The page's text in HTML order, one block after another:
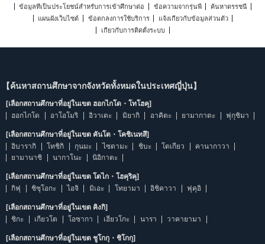
ข้อมูลที่เป็นประโยชน์สำหรับการเข้าศึกษาต่อ
ข้อความจากรุ่นพี่
ค้นหาดรรชนี
แผนผังเว็บไซต์
ข้อตกลงการใช้บริการ
แจ้งเกี่ยวกับข้อมูลส่วนตัว
เกี่ยวกับการติดตั้งระบบ
【ค้นหาสถานศึกษาจากจังหวัดทั้งหมดในประเทศญี่ปุ่น】
[เลือกสถานศึกษาที่อยู่ในเขต ฮอกไกโด・โทโฮคุ]
ฮอกไกโด
อาโอโมริ อิวาเตะ มิยากิ อาคิตะ ยามากาตะ ฟุกุชิมา
[เลือกสถานศึกษาที่อยู่ในเขต คันโต・โคชิเนทสึ]
อิบารากิ
โทชิกิ กุนมะ ไซตามะ ชิบะ โตเกียว
คานากาวา
ยามานาชิ
นากาโนะ นิอิกาตะ
[เลือกสถานศึกษาที่อยู่ในเขต โตไก・โฮคุริคุ]
กิฟุ
ชิซุโอกะ ไอจิ มิเอะ โทยามา อิชิคาวา ฟุคุอิ
[เลือกสถานศึกษาที่อยู่ในเขต คิงกิ]
ชิกะ
เกียวโต โอซากา เฮียวโกะ นารา วาคายามา
[เลือกสถานศึกษาที่อยู่ในเขต ชูโกกุ・ชิโกกุ]